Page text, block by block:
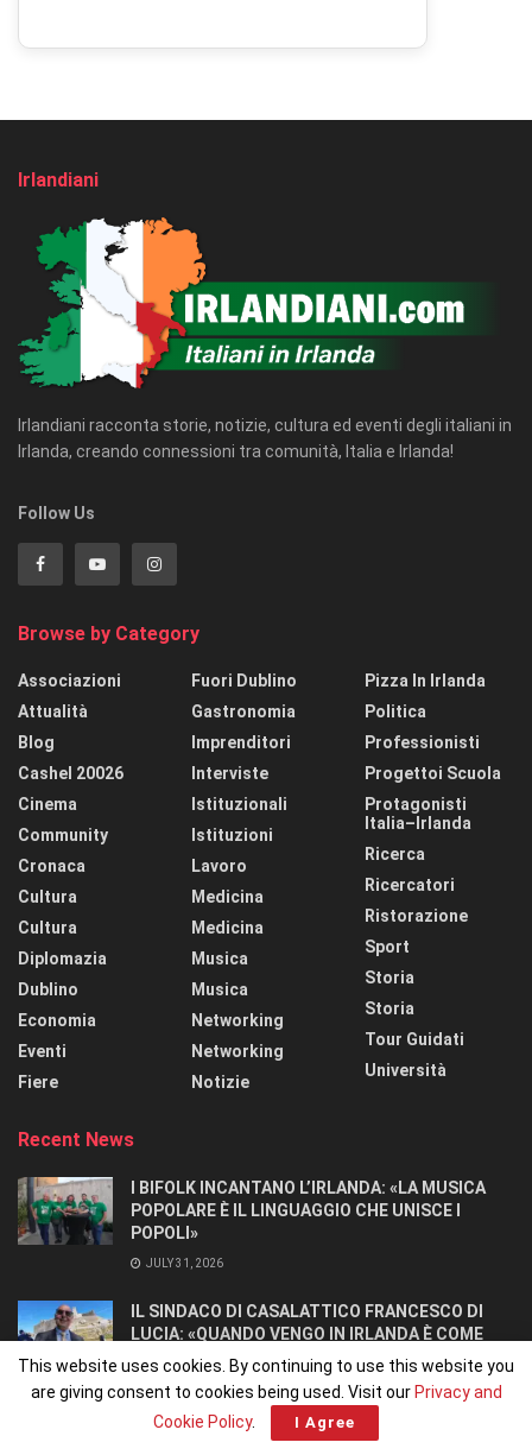
Irlandiani
Irlandiani racconta storie, notizie, cultura ed eventi degli italiani in
Irlanda, creando connessioni tra comunità, Italia e Irlanda!
Follow Us
Browse by Category
Associazioni
Attualità
Blog
Cashel 20026
Cinema
Community
Cronaca
Cultura
Cultura
Diplomazia
Dublino
Economia
Eventi
Fiere
Fuori Dublino
Gastronomia
Imprenditori
Interviste
Istituzionali
Istituzioni
Lavoro
Medicina
Medicina
Musica
Musica
Networking
Networking
Notizie
Pizza In Irlanda
Politica
Professionisti
Progettoi Scuola
Protagonisti
Italia–Irlanda
Ricerca
Ricercatori
Ristorazione
Sport
Storia
Storia
Tour Guidati
Università
Recent News
I BIFOLK INCANTANO L’IRLANDA: «LA MUSICA
POPOLARE È IL LINGUAGGIO CHE UNISCE I
POPOLI»
JULY 31, 2026
IL SINDACO DI CASALATTICO FRANCESCO DI
LUCIA: «QUANDO VENGO IN IRLANDA È COME
TORNARE A CASA».
JULY 27, 2026
This website uses cookies. By continuing to use this website you
are giving consent to cookies being used. Visit our Privacy and
Cookie Policy. I Agree